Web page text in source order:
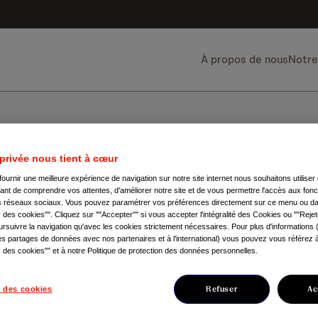
À propos de nous
nous tient à cœur
une meilleure expérience de navigation sur notre site internet nous souhaitons utiliser
de comprendre vos attentes, d'améliorer notre site et de vous permettre l'accès aux
réseaux sociaux. Vous pouvez paramétrer vos préférences directement sur ce menu ou
des cookies"". Cliquez sur ""Accepter"" si vous accepter l'intégralité des Cookies ou
la navigation qu'avec les cookies strictement nécessaires. Pour plus d'informations
partages de données avec nos partenaires et à l'international) vous pouvez vous référez
cookies"" et à notre Politique de protection des données personnelles.
des cookies Refuser